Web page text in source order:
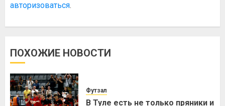
авторизоваться.
ПОХОЖИЕ НОВОСТИ
Футзал
В Туле есть не только пряники и